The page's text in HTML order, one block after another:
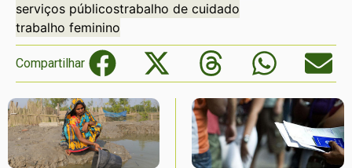
serviços públicostrabalho de cuidado
trabalho feminino
Compartilhar